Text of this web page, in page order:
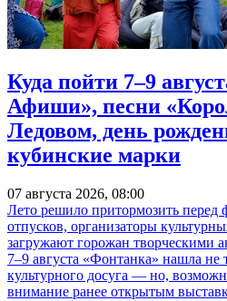
Куда пойти 7–9
Афиши», песни
Ледовом, день
кубинские марки
07 августа 2026, 08:00
Лето решило притормозить перед
отпусков, организаторы
загружают горожан творческими
7–9 августа «Фонтанка» нашла
культурного досуга — но,
внимание ранее открытым